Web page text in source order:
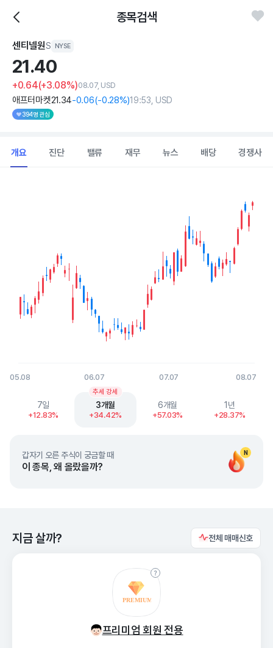
종목검색
센티넬원S NYSE
21.40
+0.64(+3.08%)08.07, USD
애프터마켓21.34-0.06(-0.28%)19:53, USD
394명 관심
개요 진단 밸류 재무 뉴스 배당 경쟁사
The chart has 1 X axis displaying Time. Data ranges from
05.08 06.07 07.07 08.07
End of interactive chart.
7일
+12.83%
3개월
+34.42%
추세 강세
6개월
+57.03%
1년
+28.37%
N
갑자기 오른 주식이 궁금할 때
이 종목, 왜 올랐을까?
지금 살까? 전체 매매신호
프리미엄 회원 전용
26. 08/09